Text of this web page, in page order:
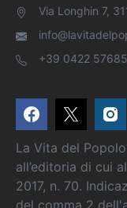
Via Longhin 7,
+39 0422
La Vita del
all’editoria di cui
2017, n. 70.